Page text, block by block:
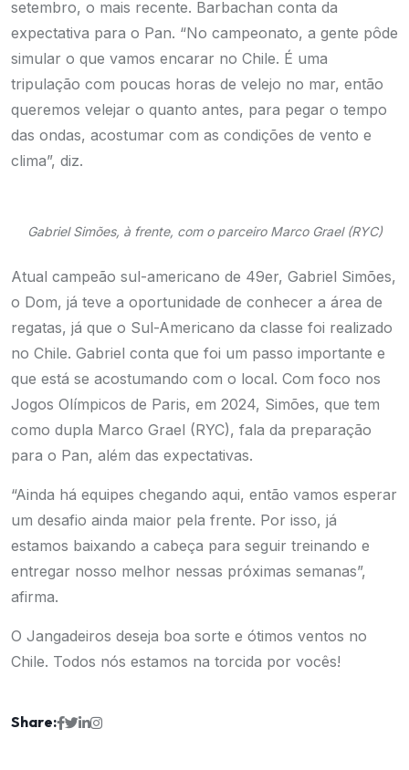
setembro, o mais recente. Barbachan conta da
expectativa para o Pan. “No campeonato, a gente pôde
simular o que vamos encarar no Chile. É uma
tripulação com poucas horas de velejo no mar, então
queremos velejar o quanto antes, para pegar o tempo
das ondas, acostumar com as condições de vento e
clima”, diz.
Gabriel Simões, à frente, com o parceiro Marco Grael (RYC)
Atual campeão sul-americano de 49er, Gabriel Simões,
o Dom, já teve a oportunidade de conhecer a área de
regatas, já que o Sul-Americano da classe foi realizado
no Chile. Gabriel conta que foi um passo importante e
que está se acostumando com o local. Com foco nos
Jogos Olímpicos de Paris, em 2024, Simões, que tem
como dupla Marco Grael (RYC), fala da preparação
para o Pan, além das expectativas.
“Ainda há equipes chegando aqui, então vamos esperar
um desafio ainda maior pela frente. Por isso, já
estamos baixando a cabeça para seguir treinando e
entregar nosso melhor nessas próximas semanas”,
afirma.
O Jangadeiros deseja boa sorte e ótimos ventos no
Chile. Todos nós estamos na torcida por vocês!
Share: